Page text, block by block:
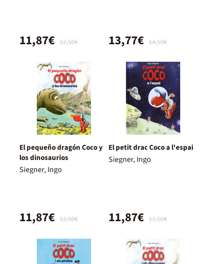
12,50€
11,87€ 14,50€
13,77€
El pequeño dragón Coco y
los dinosaurios
Siegner, Ingo
12,50€
11,87€
El petit drac Coco a l'espai
Siegner, Ingo
12,50€
11,87€